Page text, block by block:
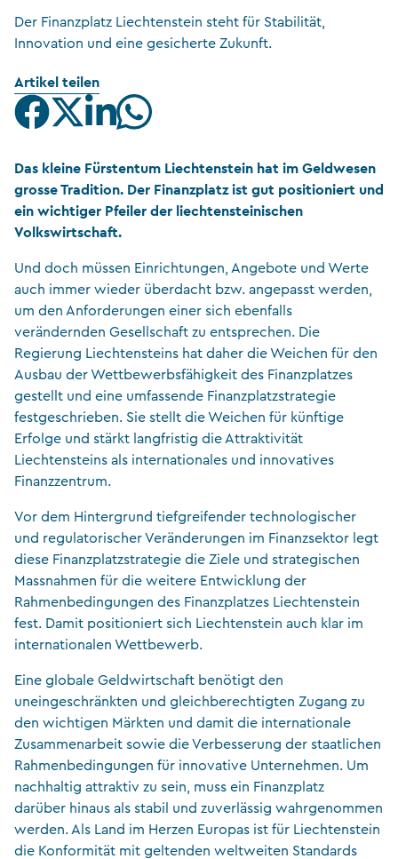
Der Finanzplatz Liechtenstein steht für Stabilität,
Innovation und eine gesicherte Zukunft.
Artikel teilen
Das kleine Fürstentum Liechtenstein hat im Geldwesen
grosse Tradition. Der Finanzplatz ist gut positioniert und
ein wichtiger Pfeiler der liechtensteinischen
Volkswirtschaft.
Und doch müssen Einrichtungen, Angebote und Werte
auch immer wieder überdacht bzw. angepasst werden,
um den Anforderungen einer sich ebenfalls
verändernden Gesellschaft zu entsprechen. Die
Regierung Liechtensteins hat daher die Weichen für den
Ausbau der Wettbewerbsfähigkeit des Finanzplatzes
gestellt und eine umfassende Finanzplatzstrategie
festgeschrieben. Sie stellt die Weichen für künftige
Erfolge und stärkt langfristig die Attraktivität
Liechtensteins als internationales und innovatives
Finanzzentrum.
Vor dem Hintergrund tiefgreifender technologischer
und regulatorischer Veränderungen im Finanzsektor legt
diese Finanzplatzstrategie die Ziele und strategischen
Massnahmen für die weitere Entwicklung der
Rahmenbedingungen des Finanzplatzes Liechtenstein
fest. Damit positioniert sich Liechtenstein auch klar im
internationalen Wettbewerb.
Eine globale Geldwirtschaft benötigt den
uneingeschränkten und gleichberechtigten Zugang zu
den wichtigen Märkten und damit die internationale
Zusammenarbeit sowie die Verbesserung der staatlichen
Rahmenbedingungen für innovative Unternehmen. Um
nachhaltig attraktiv zu sein, muss ein Finanzplatz
darüber hinaus als stabil und zuverlässig wahrgenommen
werden. Als Land im Herzen Europas ist für Liechtenstein
die Konformität mit geltenden weltweiten Standards